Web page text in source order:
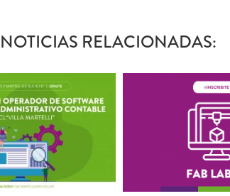
RELACIONADAS: